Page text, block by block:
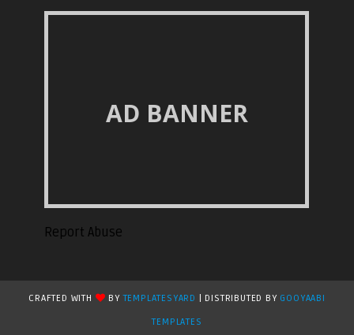
AD BANNER
Report Abuse
CRAFTED WITH BYTEMPLATESYARD | DISTRIBUTED BY GOOYAABI
TEMPLATES